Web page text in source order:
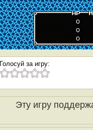
Голосуй за игру:
Эту игру